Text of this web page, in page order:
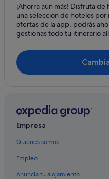
¡Ahorra aún más! Disfruta
una selección de hoteles por
ofertas de la app, podrás
gestionas todo tu itinerario
Empresa
Quiénes somos
Empleo
Anuncia tu alojamiento